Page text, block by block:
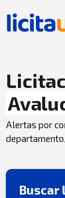
Alertas por
Buscar